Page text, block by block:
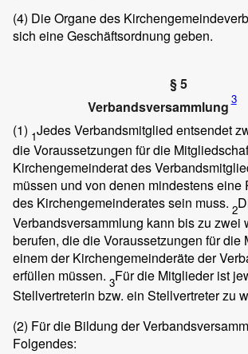
(4) Die Organe des
sich eine Geschäftsordnung geben.
§ 5
Verbandsversammlung 3
(1) 1Jedes Verbandsmitglied entsendet
die Voraussetzungen für die
Kirchengemeinderat des
müssen und von denen mindestens eine
des Kirchengemeinderates sein muss. 2
Verbandsversammlung kann bis zu zwei
berufen, die die Voraussetzungen für die
einem der Kirchengemeinderäte der
erfüllen müssen. 3Für die Mitglieder ist
Stellvertreterin bzw. ein Stellvertreter zu
(2) Für die Bildung der
Folgendes: